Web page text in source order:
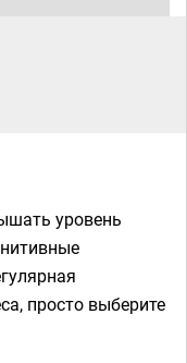
уровень
просто выберите